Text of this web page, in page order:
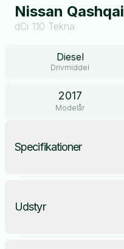
Nissan Qashqai
dCi 110 Tekna
Diesel
Drivmiddel
2017
Modelår
Specifikationer
Udstyr